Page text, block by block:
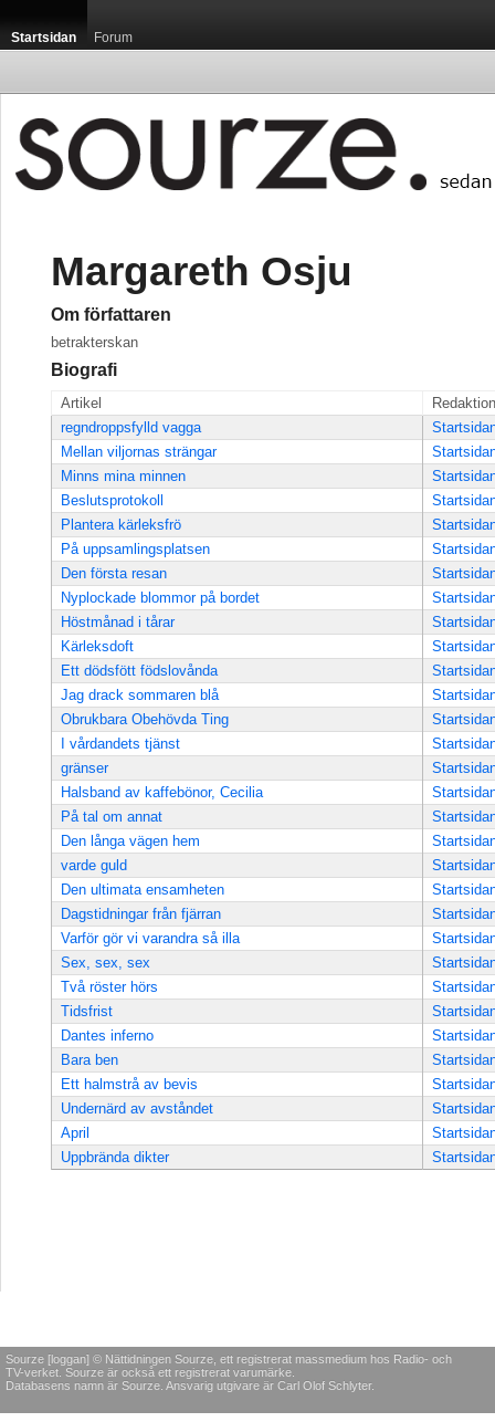
Startsidan Forum
Margareth Osju
Om författaren
betrakterskan
Biografi
Artikel
Redaktion
regndroppsfylld vagga
Mellan viljornas strängar
Minns mina minnen
Beslutsprotokoll
Plantera kärleksfrö
På uppsamlingsplatsen
Den första resan
Nyplockade blommor på bordet
Höstmånad i tårar
Kärleksdoft
Ett dödsfött födslovånda
Jag drack sommaren blå
Obrukbara Obehövda Ting
I vårdandets tjänst
gränser
Halsband av kaffebönor, Cecilia
På tal om annat
Den långa vägen hem
varde guld
Den ultimata ensamheten
Dagstidningar från fjärran
Varför gör vi varandra så illa
Sex, sex, sex
Två röster hörs
Tidsfrist
Dantes inferno
Bara ben
Ett halmstrå av bevis
Undernärd av avståndet
April
Uppbrända dikter
Sourze [loggan] © Nättidningen Sourze, ett registrerat massmedium hos Radio- och
TV-verket. Sourze är också ett registrerat varumärke.
Databasens namn är Sourze. Ansvarig utgivare är Carl Olof Schlyter.